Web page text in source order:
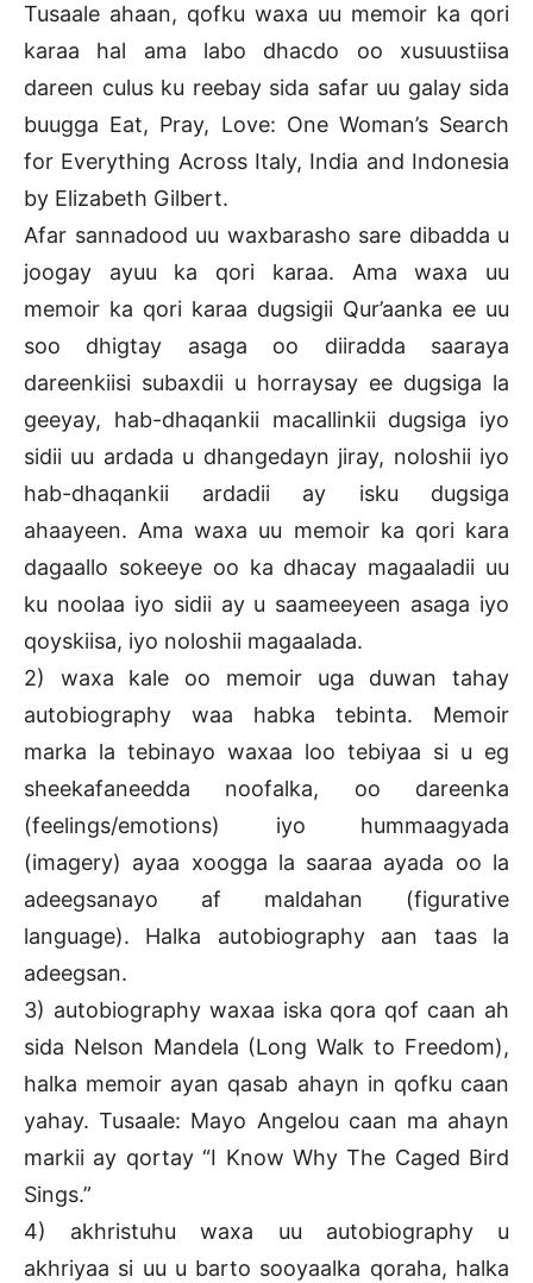
Tusaale ahaan, qofku waxa uu memoir ka qori
karaa hal ama labo dhacdo oo xusuustiisa
dareen culus ku reebay sida safar uu galay sida
buugga Eat, Pray, Love: One Woman’s Search
for Everything Across Italy, India and Indonesia
by Elizabeth Gilbert.
Afar sannadood uu waxbarasho sare dibadda u
joogay ayuu ka qori karaa. Ama waxa uu
memoir ka qori karaa dugsigii Qur’aanka ee uu
soo dhigtay asaga oo diiradda saaraya
dareenkiisi subaxdii u horraysay ee dugsiga la
geeyay, hab-dhaqankii macallinkii dugsiga iyo
sidii uu ardada u dhangedayn jiray, noloshii iyo
hab-dhaqankii ardadii ay isku dugsiga
ahaayeen. Ama waxa uu memoir ka qori kara
dagaallo sokeeye oo ka dhacay magaaladii uu
ku noolaa iyo sidii ay u saameeyeen asaga iyo
qoyskiisa, iyo noloshii magaalada.
2) waxa kale oo memoir uga duwan tahay
autobiography waa habka tebinta. Memoir
marka la tebinayo waxaa loo tebiyaa si u eg
sheekafaneedda noofalka, oo dareenka
(feelings/emotions) iyo hummaagyada
(imagery) ayaa xoogga la saaraa ayada oo la
adeegsanayo af maldahan (figurative
language). Halka autobiography aan taas la
adeegsan.
3) autobiography waxaa iska qora qof caan ah
sida Nelson Mandela (Long Walk to Freedom),
halka memoir ayan qasab ahayn in qofku caan
yahay. Tusaale: Mayo Angelou caan ma ahayn
markii ay qortay “I Know Why The Caged Bird
Sings.”
4) akhristuhu waxa uu autobiography u
akhriyaa si uu u barto sooyaalka qoraha, halka